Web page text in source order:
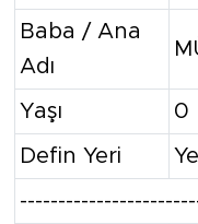
Baba / Ana
Adı
Yaşı 0
Defin Yeri